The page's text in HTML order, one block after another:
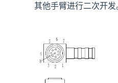
其他手臂进行二次开发